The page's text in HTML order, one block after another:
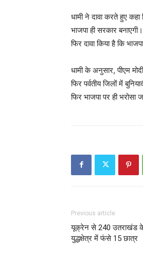
धामी ने दावा करते हुए
भाजपा ही सरकार
फिर दावा किया है कि
धामी के अनुसार, पीएम
फिर पर्वतीय जिलों में
फिर भाजपा पर ही भरोसा
Previous article
यूक्रेन से 240 उतराखंड के
युद्धक्षेत्र में फंसे 15 छात्र